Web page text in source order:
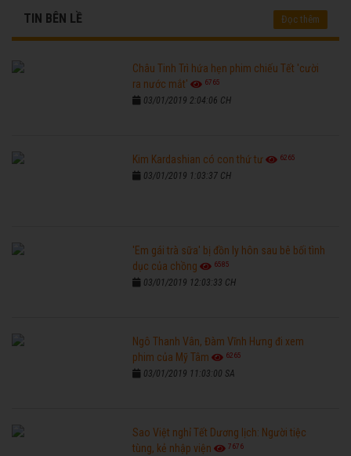
TIN BÊN LỀ Đọc thêm
Châu Tinh Trì hứa hẹn phim chiếu Tết 'cười
ra nước mắt'
6765
03/01/2019 2:04:06 CH
Kim Kardashian có con thứ tư 6265
03/01/2019 1:03:37 CH
'Em gái trà sữa' bị đồn ly hôn sau bê bối tình
dục của chồng
6585
03/01/2019 12:03:33 CH
Ngô Thanh Vân, Đàm Vĩnh Hưng đi xem
phim của Mỹ Tâm
6265
03/01/2019 11:03:00 SA
Sao Việt nghỉ Tết Dương lịch: Người tiệc
tùng, kẻ nhập viện
7676